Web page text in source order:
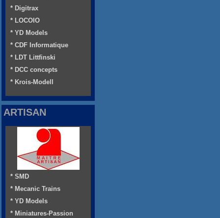
* Digitrax
* LOCOIO
* YD Models
* CDF Informatique
* LDT Littfinski
* DCC concepts
* Krois-Modell
ARTISAN
* SMD
* Mecanic Trains
* YD Models
* Miniatures-Passion